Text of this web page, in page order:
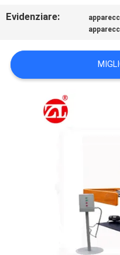
UNA
VR
SHOW
Evidenziare: